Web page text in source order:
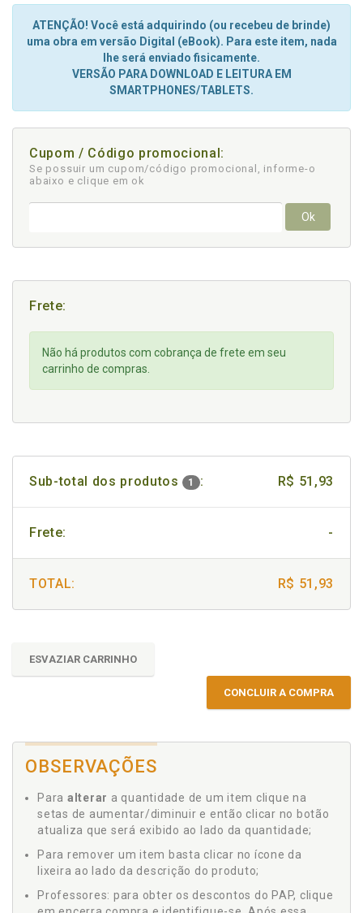
ATENÇÃO! Você está adquirindo (ou recebeu de brinde)
uma obra em versão Digital (eBook). Para este item, nada
lhe será enviado fisicamente.
VERSÃO PARA DOWNLOAD E LEITURA EM
SMARTPHONES/TABLETS.
Cupom / Código promocional:
Se possuir um cupom/código promocional, informe-o
abaixo e clique em ok
Ok
Frete:
Não há produtos com cobrança de frete em seu
carrinho de compras.
Sub-total dos produtos 1 : R$ 51,93
Frete: -
TOTAL: R$ 51,93
ESVAZIAR CARRINHO
CONCLUIR A COMPRA
OBSERVAÇÕES
Para alterar a quantidade de um item clique na
setas de aumentar/diminuir e então clicar no botão
atualiza que será exibido ao lado da quantidade;
Para remover um item basta clicar no ícone da
lixeira ao lado da descrição do produto;
Professores: para obter os descontos do PAP, clique